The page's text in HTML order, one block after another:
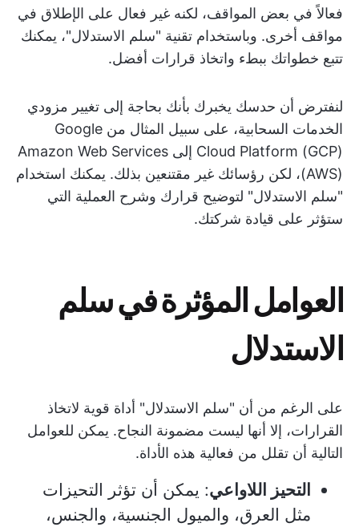
فعالاً في بعض المواقف، لكنه غير فعال على الإطلاق في
مواقف أخرى. وباستخدام تقنية "سلم الاستدلال"، يمكنك
تتبع خطواتك ببطء واتخاذ قرارات أفضل.
لنفترض أن حدسك يخبرك بأنك بحاجة إلى تغيير مزودي
الخدمات السحابية، على سبيل المثال من Google
Cloud Platform (GCP) إلى Amazon Web Services
(AWS)، لكن رؤسائك غير مقتنعين بذلك. يمكنك استخدام
"سلم الاستدلال" لتوضيح قرارك وشرح العملية التي
ستؤثر على قيادة شركتك.
العوامل المؤثرة في سلم
الاستدلال
على الرغم من أن "سلم الاستدلال" أداة قوية لاتخاذ
القرارات، إلا أنها ليست مضمونة النجاح. يمكن للعوامل
التالية أن تقلل من فعالية هذه الأداة.
التحيز اللاواعي: يمكن أن تؤثر التحيزات
مثل العرق، والميول الجنسية، والجنس،